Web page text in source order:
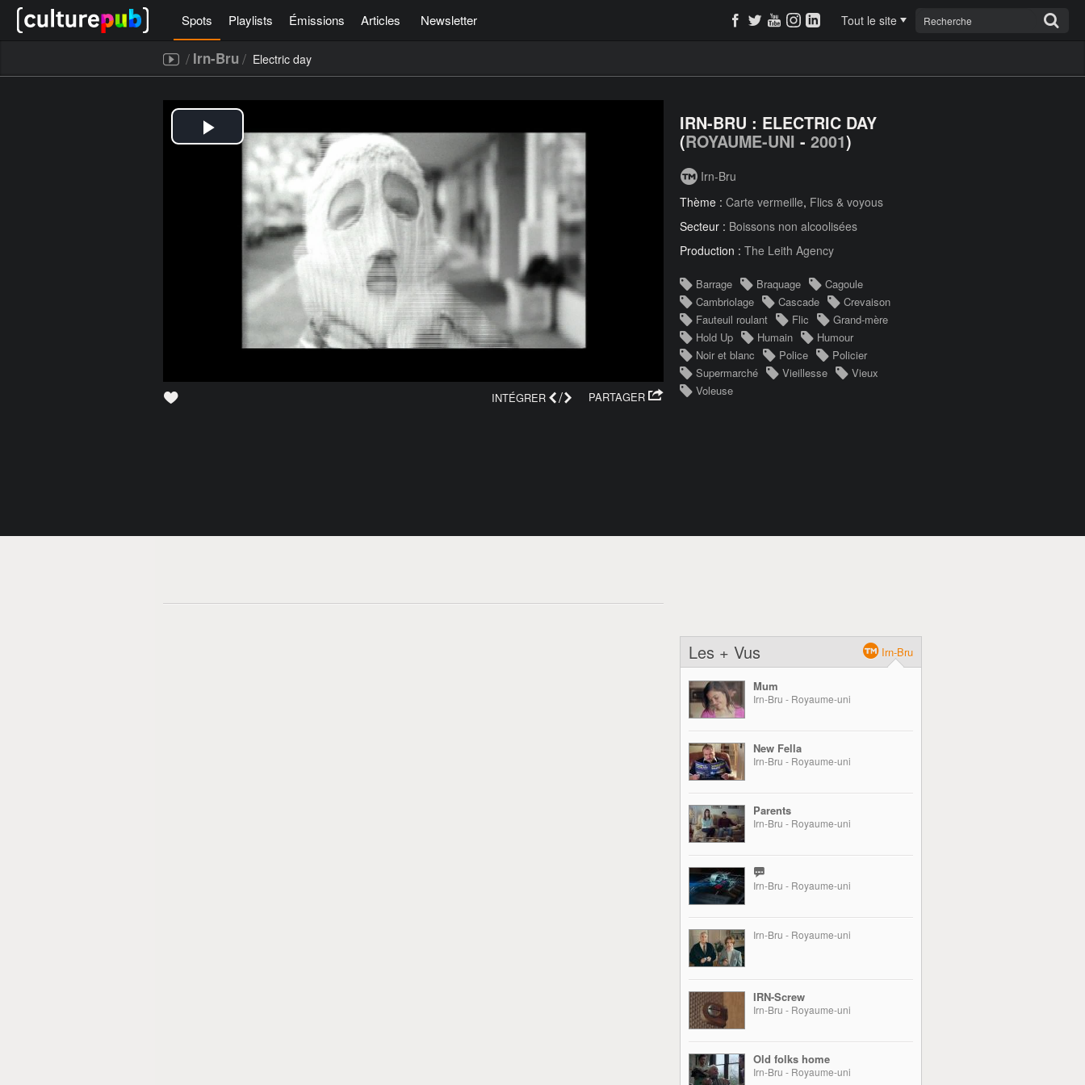
Spots Playlists Émissions Articles Newsletter Tout le site
/ Irn-Bru / Electric day
PARTAGER
INTÉGRER /
IRN-BRU : ELECTRIC DAY
(ROYAUME-UNI - 2001)
Irn-Bru
Thème : Carte vermeille, Flics & voyous
Secteur : Boissons non alcoolisées
Production : The Leith Agency
Barrage Braquage
Cagoule
Cambriolage
Cascade
Crevaison
Fauteuil roulant
Flic
Grand-mère
Hold Up
Humain
Humour
Noir et blanc
Police
Policier
Supermarché
Vieillesse
Vieux
Voleuse
Les + Vus Irn-Bru
Mum
Irn-Bru - Royaume-uni
New Fella
Irn-Bru - Royaume-uni
Parents
Irn-Bru - Royaume-uni
Irn-Bru - Royaume-uni
Irn-Bru - Royaume-uni
IRN-Screw
Irn-Bru - Royaume-uni
Old folks home
Irn-Bru - Royaume-uni